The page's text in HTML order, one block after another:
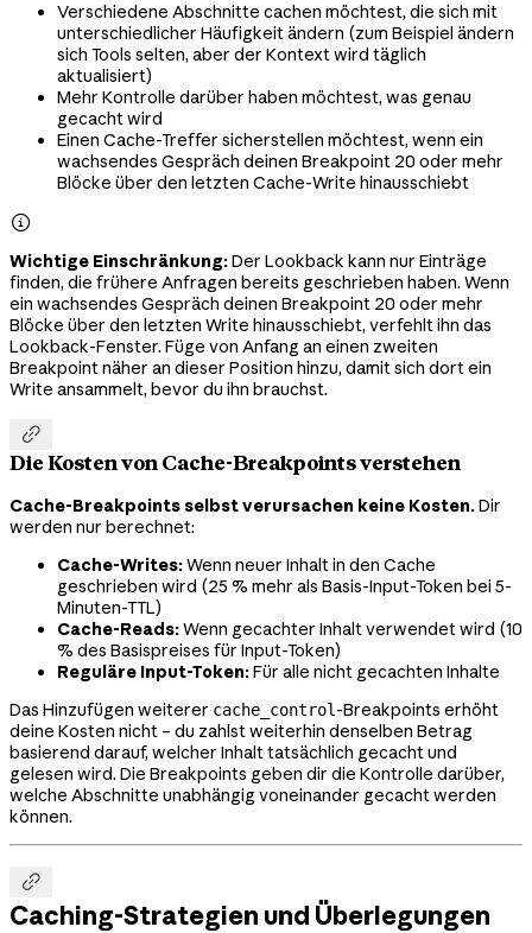
Verschiedene Abschnitte cachen möchtest, die sich mit
unterschiedlicher Häufigkeit ändern (zum Beispiel ändern
sich Tools selten, aber der Kontext wird täglich
aktualisiert)
Mehr Kontrolle darüber haben möchtest, was genau
gecacht wird
Einen Cache-Treffer sicherstellen möchtest, wenn ein
wachsendes Gespräch deinen Breakpoint 20 oder mehr
Blöcke über den letzten Cache-Write hinausschiebt

Wichtige Einschränkung:Der Lookback kann nur Einträge
finden, die frühere Anfragen bereits geschrieben haben. Wenn
ein wachsendes Gespräch deinen Breakpoint 20 oder mehr
Blöcke über den letzten Write hinausschiebt, verfehlt ihn das
Lookback-Fenster. Füge von Anfang an einen zweiten
Breakpoint näher an dieser Position hinzu, damit sich dort ein
Write ansammelt, bevor du ihn brauchst.

Die Kosten von Cache-Breakpoints verstehen
Cache-Breakpoints selbst verursachen keine Kosten.Dir
werden nur berechnet:
Cache-Writes:Wenn neuer Inhalt in den Cache
geschrieben wird (25 % mehr als Basis-Input-Token bei 5-
Minuten-TTL)
Cache-Reads:Wenn gecachter Inhalt verwendet wird (10
% des Basispreises für Input-Token)
Reguläre Input-Token:Für alle nicht gecachten Inhalte
Das Hinzufügen weiterer cache_control -Breakpoints erhöht
deine Kosten nicht – du zahlst weiterhin denselben Betrag
basierend darauf, welcher Inhalt tatsächlich gecacht und
gelesen wird. Die Breakpoints geben dir die Kontrolle darüber,
welche Abschnitte unabhängig voneinander gecacht werden
können.

Caching-Strategien und Überlegungen